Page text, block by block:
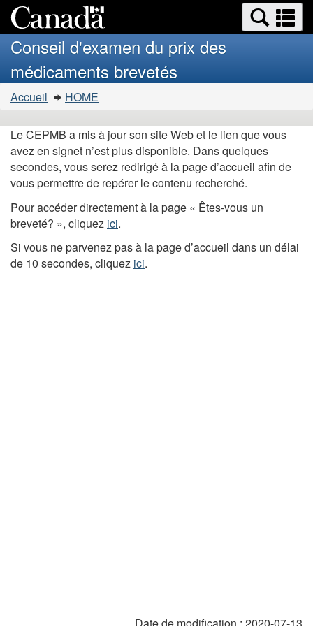
au
contenu
principal
HTML
simplifiée
Search
and
menus
Conseil d'examen du prix des
médicaments brevetés
Vous
�tes
ici
Accueil HOME
Le CEPMB a mis à jour son site Web et le lien que vous
avez en signet n’est plus disponible. Dans quelques
secondes, vous serez redirigé à la page d’accueil afin de
vous permettre de repérer le contenu recherché.
Pour accéder directement à la page « Êtes-vous un
breveté? », cliquez ici.
Si vous ne parvenez pas à la page d’accueil dans un délai
de 10 secondes, cliquez ici.